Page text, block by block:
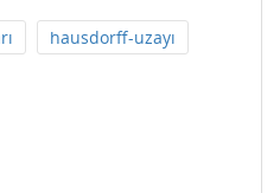
hausdorff-uzayı